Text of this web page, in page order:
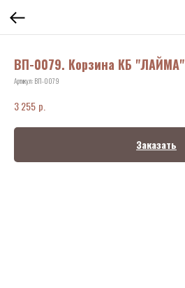
ВП-0079. Корзина КБ "ЛАЙМА"
Артикул: ВП-0079
3 255 р.
Заказать